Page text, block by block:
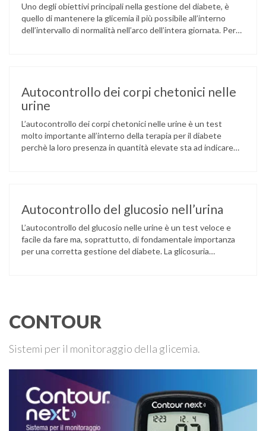
Uno degli obiettivi principali nella gestione del diabete, è
quello di mantenere la glicemia il più possibile all’interno
dell’intervallo di normalità nell’arco dell’intera giornata. Per
Autocontrollo dei corpi chetonici nelle
urine
L’autocontrollo dei corpi chetonici nelle urine è un test
molto importante all’interno della terapia per il diabete
perchè la loro presenza in quantità elevate sta ad indicare
Autocontrollo del glucosio nell’urina
L’autocontrollo del glucosio nelle urine è un test veloce e
facile da fare ma, soprattutto, di fondamentale importanza
per una corretta gestione del diabete. La glicosuria
CONTOUR
Sistemi per il monitoraggio della glicemia.